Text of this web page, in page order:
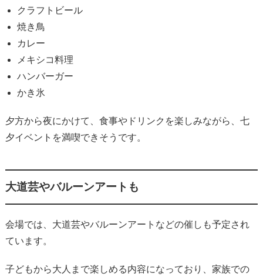
クラフトビール
焼き鳥
カレー
メキシコ料理
ハンバーガー
かき氷
夕方から夜にかけて、食事やドリンクを楽しみながら、七
夕イベントを満喫できそうです。
大道芸やバルーンアートも
会場では、大道芸やバルーンアートなどの催しも予定され
ています。
子どもから大人まで楽しめる内容になっており、家族での